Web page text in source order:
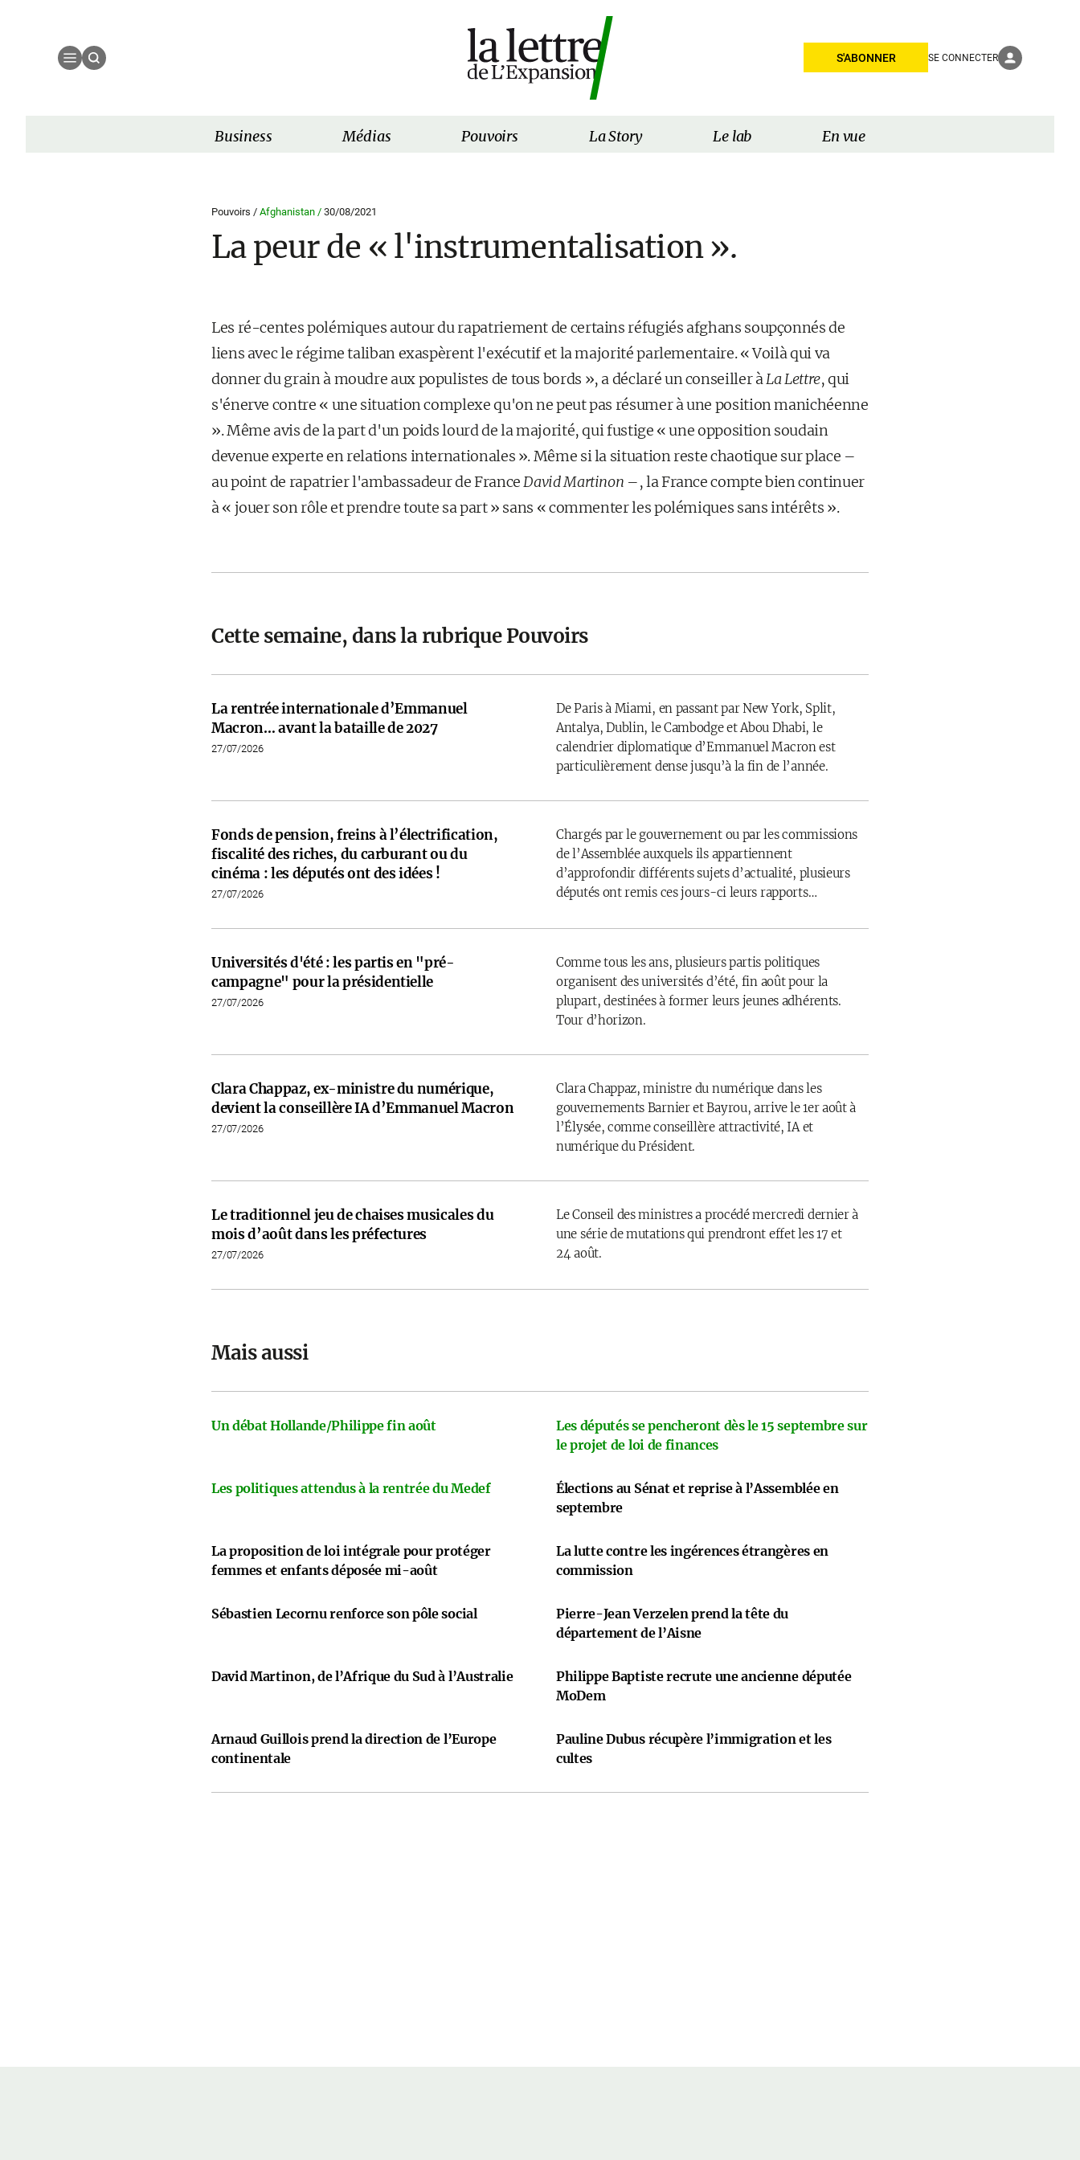
S'ABONNER SE CONNECTER
Business Médias Pouvoirs La Story Le lab En vue
Pouvoirs / Afghanistan / 30/08/2021
La peur de « l'instrumentalisation ».
Les ré-centes polémiques autour du rapatriement de certains réfugiés afghans soupçonnés de
liens avec le régime taliban exaspèrent l'exécutif et la majorité parlementaire. « Voilà qui va
donner du grain à moudre aux populistes de tous bords », a déclaré un conseiller àLa Lettre, qui
s'énerve contre « une situation complexe qu'on ne peut pas résumer à une position manichéenne
». Même avis de la part d'un poids lourd de la majorité, qui fustige « une opposition soudain
devenue experte en relations internationales ». Même si la situation reste chaotique sur place –
au point de rapatrier l'ambassadeur de FranceDavid Martinon –, la France compte bien continuer
à « jouer son rôle et prendre toute sa part » sans « commenter les polémiques sans intérêts ».
Cette semaine, dans la rubrique Pouvoirs
La rentrée internationale d’Emmanuel
Macron… avant la bataille de 2027
27/07/2026
De Paris à Miami, en passant par New York, Split,
Antalya, Dublin, le Cambodge et Abou Dhabi, le
calendrier diplomatique d’Emmanuel Macron est
particulièrement dense jusqu’à la fin de l’année.
Fonds de pension, freins à l’électrification,
fiscalité des riches, du carburant ou du
cinéma : les députés ont des idées !
27/07/2026
Chargés par le gouvernement ou par les commissions
de l’Assemblée auxquels ils appartiennent
d’approfondir différents sujets d’actualité, plusieurs
députés ont remis ces jours-ci leurs rapports…
Universités d'été : les partis en "pré-
campagne" pour la présidentielle
27/07/2026
Comme tous les ans, plusieurs partis politiques
organisent des universités d’été, fin août pour la
plupart, destinées à former leurs jeunes adhérents.
Tour d’horizon.
Clara Chappaz, ex-ministre du numérique,
devient la conseillère IA d’Emmanuel Macron
27/07/2026
Clara Chappaz, ministre du numérique dans les
gouvernements Barnier et Bayrou, arrive le 1er août à
l’Élysée, comme conseillère attractivité, IA et
numérique du Président.
Le traditionnel jeu de chaises musicales du
mois d’août dans les préfectures
27/07/2026
Le Conseil des ministres a procédé mercredi dernier à
une série de mutations qui prendront effet les 17 et
24 août.
Mais aussi
Un débat Hollande/Philippe fin août
Les députés se pencheront dès le 15 septembre sur
le projet de loi de finances
Les politiques attendus à la rentrée du Medef
Élections au Sénat et reprise à l’Assemblée en
septembre
La proposition de loi intégrale pour protéger
femmes et enfants déposée mi-août
La lutte contre les ingérences étrangères en
commission
Sébastien Lecornu renforce son pôle social
Pierre-Jean Verzelen prend la tête du
département de l’Aisne
David Martinon, de l’Afrique du Sud à l’Australie
Philippe Baptiste recrute une ancienne députée
MoDem
Arnaud Guillois prend la direction de l’Europe
continentale
Pauline Dubus récupère l’immigration et les
cultes